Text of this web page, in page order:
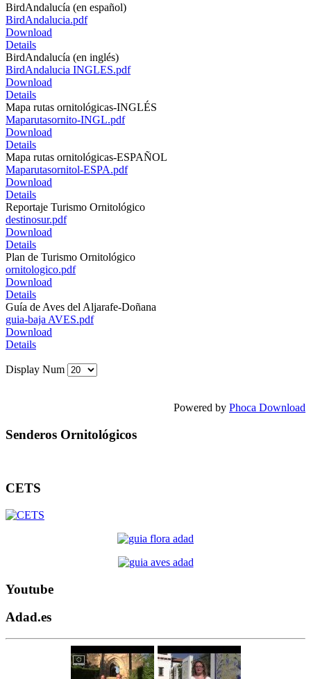
BirdAndalucía (en español)
BirdAndalucia.pdf
Download
Details
BirdAndalucía (en inglés)
BirdAndalucia INGLES.pdf
Download
Details
Mapa rutas ornitológicas-INGLÉS
Maparutasornito-INGL.pdf
Download
Details
Mapa rutas ornitológicas-ESPAÑOL
Maparutasornitol-ESPA.pdf
Download
Details
Reportaje Turismo Ornitológico
destinosur.pdf
Download
Details
Plan de Turismo Ornitológico
ornitologico.pdf
Download
Details
Guía de Aves del Aljarafe-Doñana
guia-baja AVES.pdf
Download
Details
Display Num
Powered by Phoca Download
Senderos Ornitológicos
CETS
Youtube
Adad.es